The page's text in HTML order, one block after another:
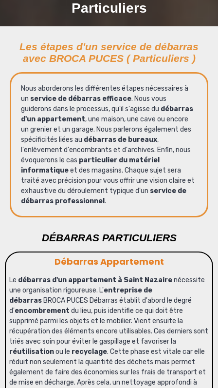
Particuliers
Les étapes d'un service de débarras
avec BROCA PUCES ( Particuliers )
Nous aborderons les différentes étapes nécessaires à
un service de débarras efficace. Nous vous
guiderons dans le processus, qu'il s'agisse du débarras
d'un appartement,une maison,une cave ou encore
un grenieret un garage. Nous parlerons également des
spécificités liées au débarras de bureaux,
l'enlèvement d'encombrants et d'archives. Enfin, nous
évoquerons le cas particulier du matériel
informatiqueet des magasins. Chaque sujet sera
traité avec précision pour vous offrir une vision claire et
exhaustive du déroulement typique d'un service de
débarras professionnel .
DÉBARRAS PARTICULIERS
Débarras Appartement
Le débarras d'un appartement à Saint Nazairenécessite
une organisation rigoureuse. L'entreprise de
débarras BROCA PUCES Débarras établit d'abord le degré
d'encombrement du lieu, puis identifie ce qui doit être
supprimé parmi les objets et le mobilier. Vient ensuite la
récupération des éléments encore utilisables. Ces derniers sont
triés avec soin pour éviter le gaspillage et favoriser la
réutilisationou le recyclage. Cette phase est vitale car elle
réduit non seulement la quantité des déchets mais permet
également de faire des économies sur les frais de transport et
de mise en décharge. Après cela, un nettoyage approfondi à